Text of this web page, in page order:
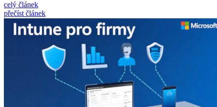
celý článek
přečíst článek